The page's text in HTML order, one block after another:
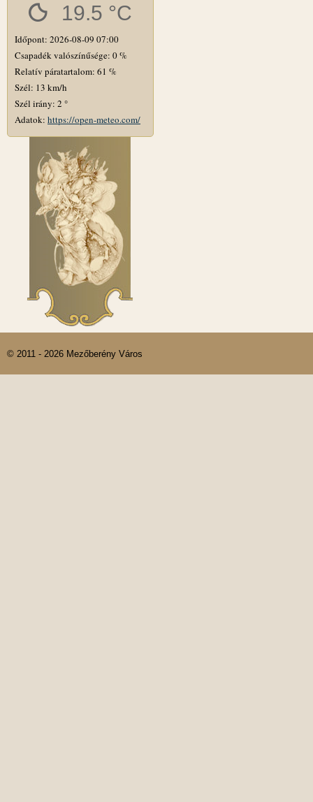
19.5 °C
Időpont: 2026-08-09 07:00
Csapadék valószínűsége: 0 %
Relatív páratartalom: 61 %
Szél: 13 km/h
Szél irány: 2 °
Adatok: https://open-meteo.com/
© 2011 - 2026 Mezőberény Város